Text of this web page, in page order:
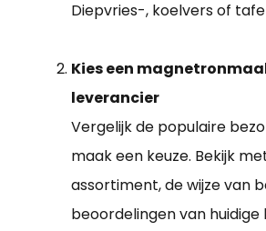
Diepvries-, koelvers of
Kies een
leverancier
Vergelijk de populaire
maak een keuze. Bekijk
assortiment, de wijze van
beoordelingen van huidige